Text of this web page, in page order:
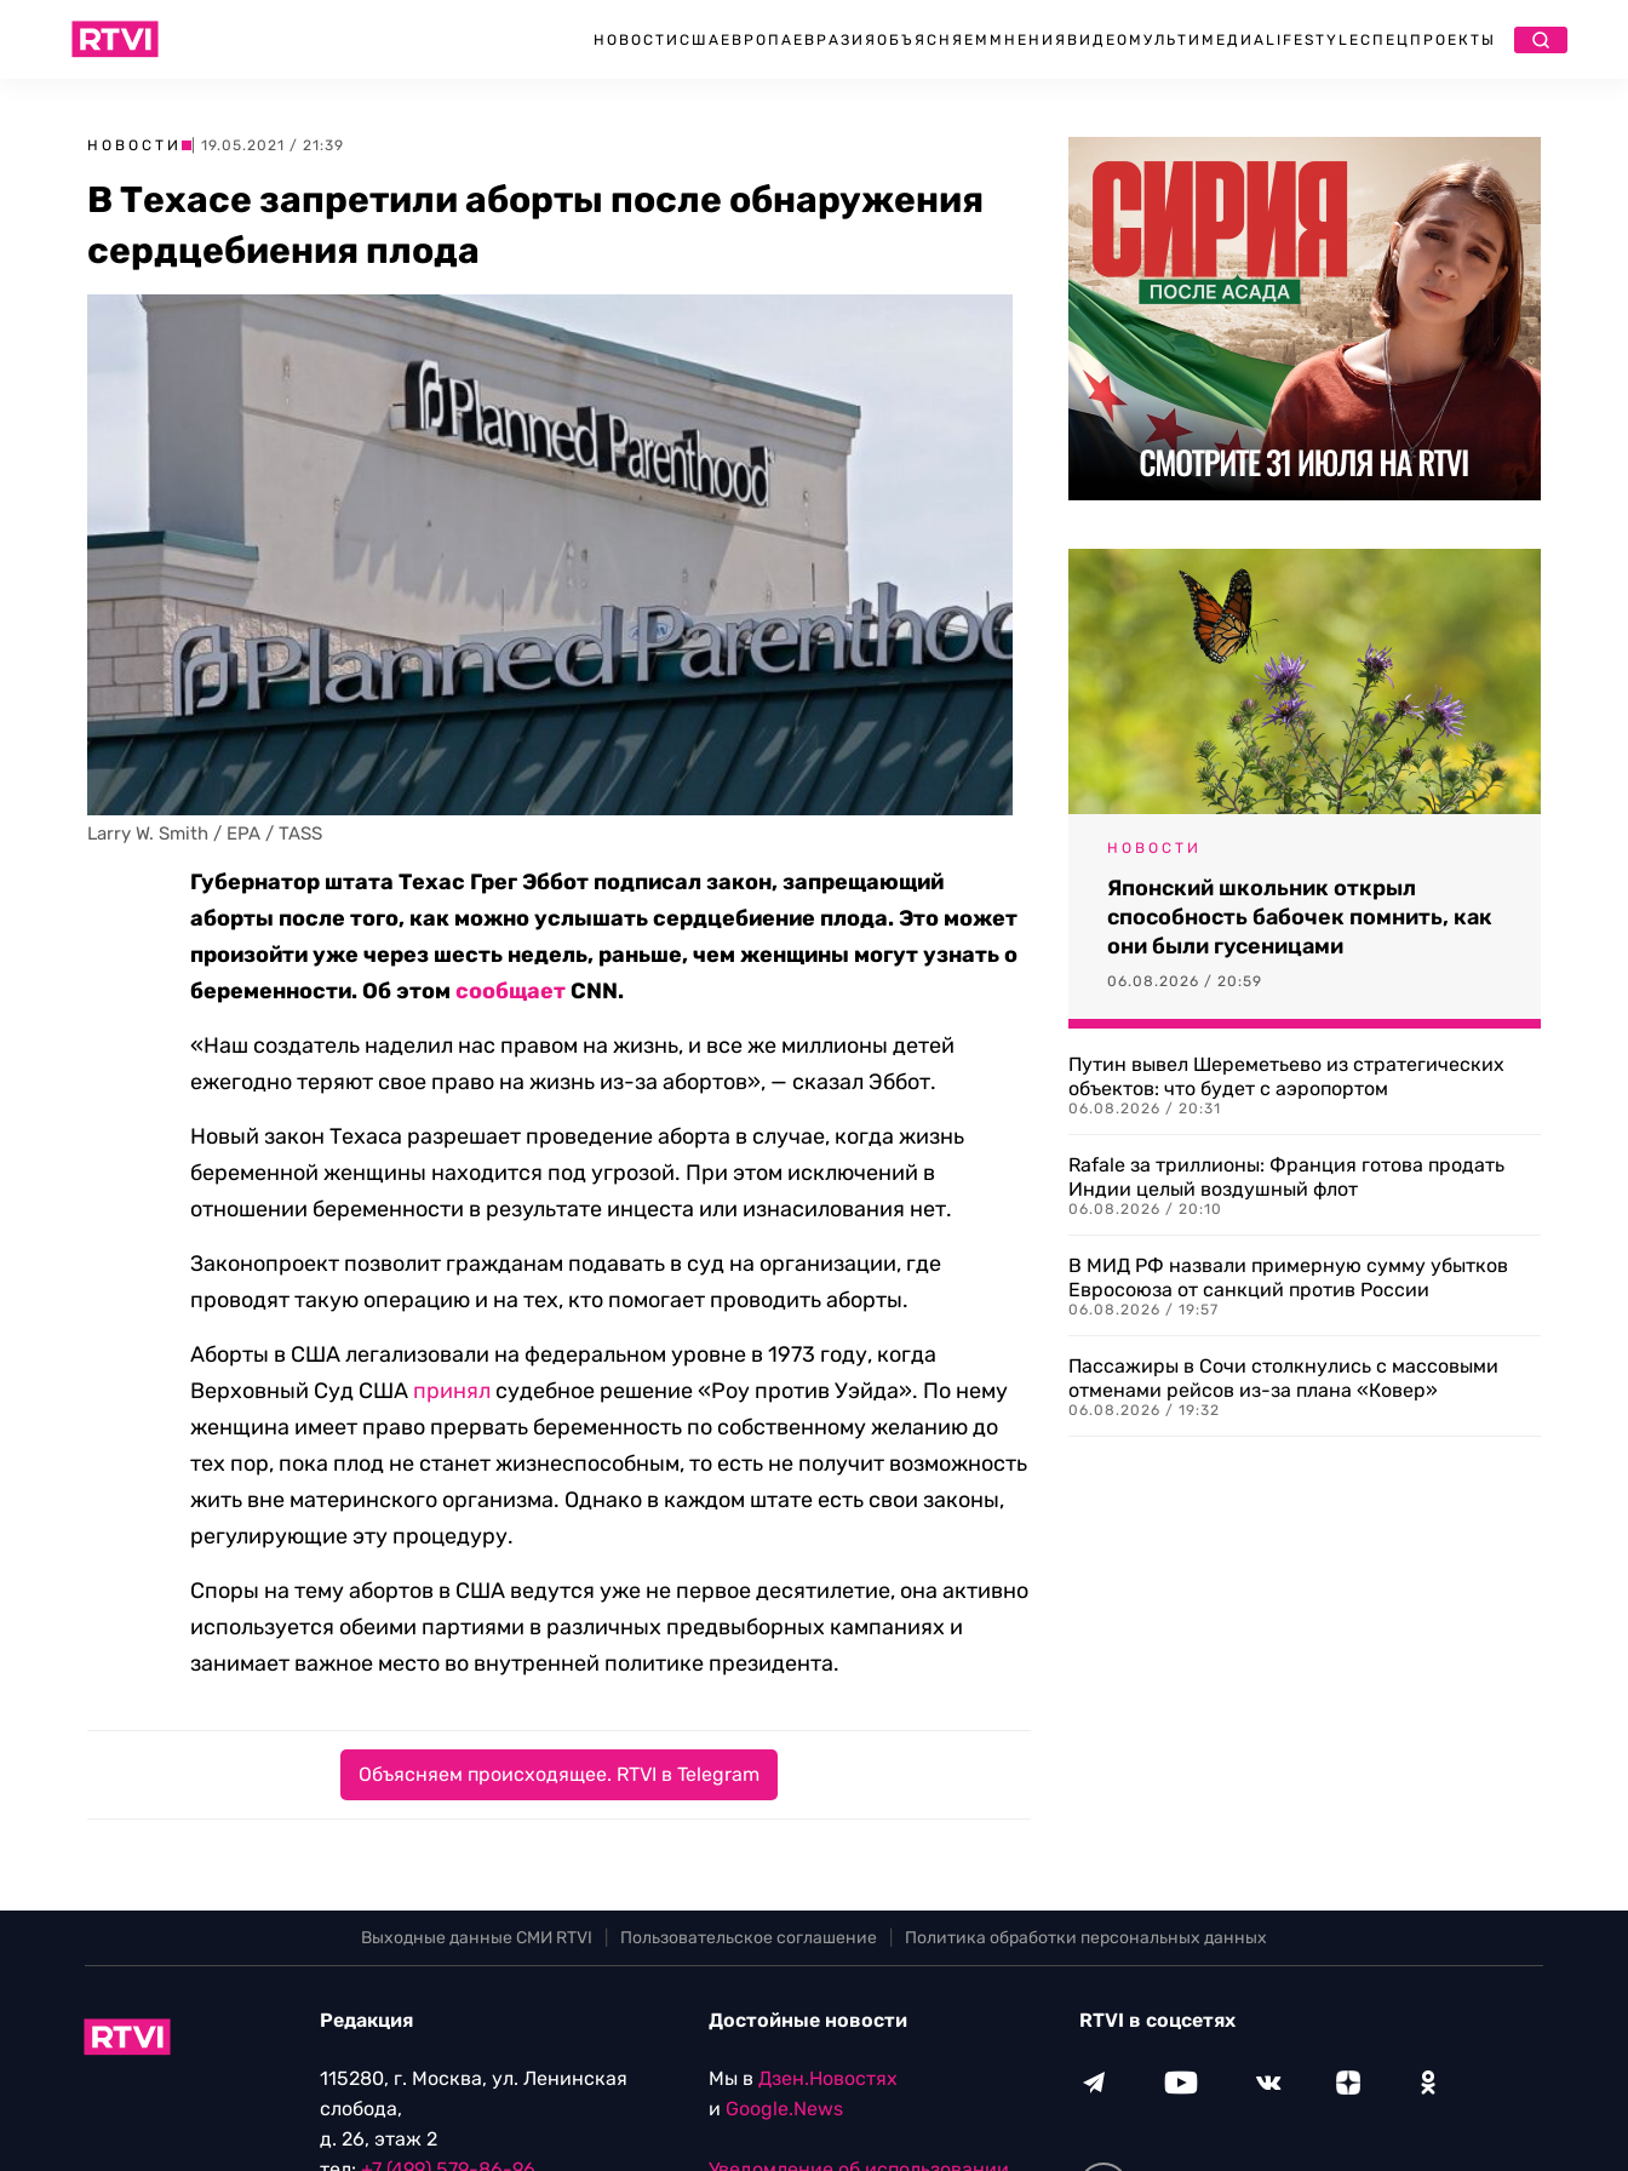
НОВОСТИ США ЕВРОПА ЕВРАЗИЯ ОБЪЯСНЯЕМ МНЕНИЯ ВИДЕО МУЛЬТИМЕДИА LIFESTYLEСПЕЦПРОЕКТЫ
НОВОСТИ | 19.05.2021 / 21:39
В Техасе запретили аборты после обнаружения
сердцебиения плода
Larry W. Smith / EPA / TASS
Губернатор штата Техас Грег Эббот подписал закон, запрещающий
аборты после того, как можно услышать сердцебиение плода. Это может
произойти уже через шесть недель, раньше, чем женщины могут узнать о
беременности. Об этомсообщаетCNN.
«Наш создатель наделил нас правом на жизнь, и все же миллионы детей
ежегодно теряют свое право на жизнь из-за абортов», — сказал Эббот.
Новый закон Техаса разрешает проведение аборта в случае, когда жизнь
беременной женщины находится под угрозой. При этом исключений в
отношении беременности в результате инцеста или изнасилования нет.
Законопроект позволит гражданам подавать в суд на организации, где
проводят такую операцию и на тех, кто помогает проводить аборты.
Аборты в США легализовали на федеральном уровне в 1973 году, когда
Верховный Суд США принял судебное решение «Роу против Уэйда». По нему
женщина имеет право прервать беременность по собственному желанию до
тех пор, пока плод не станет жизнеспособным, то есть не получит возможность
жить вне материнского организма. Однако в каждом штате есть свои законы,
регулирующие эту процедуру.
Споры на тему абортов в США ведутся уже не первое десятилетие, она активно
используется обеими партиями в различных предвыборных кампаниях и
занимает важное место во внутренней политике президента.
Объясняем происходящее. RTVI в Telegram
НОВОСТИ
Японский школьник открыл
способность бабочек помнить, как
они были гусеницами
06.08.2026 / 20:59
Путин вывел Шереметьево из стратегических
объектов: что будет с аэропортом
06.08.2026 / 20:31
Rafale за триллионы: Франция готова продать
Индии целый воздушный флот
06.08.2026 / 20:10
В МИД РФ назвали примерную сумму убытков
Евросоюза от санкций против России
06.08.2026 / 19:57
Пассажиры в Сочи столкнулись с массовыми
отменами рейсов из-за плана «Ковер»
06.08.2026 / 19:32
Выходные данные СМИ RTVI Пользовательское соглашение Политика обработки персональных данных
Редакция
115280, г. Москва, ул. Ленинская
слобода,
д. 26, этаж 2
Достойные новости
Мы в Дзен.Новостях
и Google.News
RTVI в соцсетях